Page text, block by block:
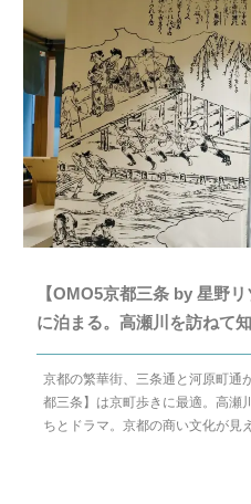
【OMO5京都三条 by 星野
に泊まる。高瀬川を訪ねて
京都の繁華街、三条通と河原町通
都三条】は京町歩きに最適。高瀬
ちとドラマ。京都の商い文化が見